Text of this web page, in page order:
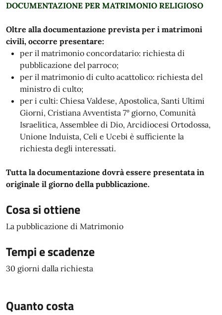
DOCUMENTAZIONE PER MATRIMONIO RELIGIOSO
Oltre alla documentazione prevista per i matrimoni
civili, occorre presentare:
per il matrimonio concordatario: richiesta di
pubblicazione del parroco;
per il matrimonio di culto acattolico: richiesta del
ministro di culto;
per i culti: Chiesa Valdese, Apostolica, Santi Ultimi
Giorni, Cristiana Avventista 7° giorno, Comunità
Israelitica, Assemblee di Dio, Arcidiocesi Ortodossa,
Unione Induista, Celi e Ucebi è sufficiente la
richiesta degli interessati.
Tutta la documentazione dovrà essere presentata in
originale il giorno della pubblicazione.
Cosa si ottiene
La pubblicazione di Matrimonio
Tempi e scadenze
30 giorni dalla richiesta
Quanto costa